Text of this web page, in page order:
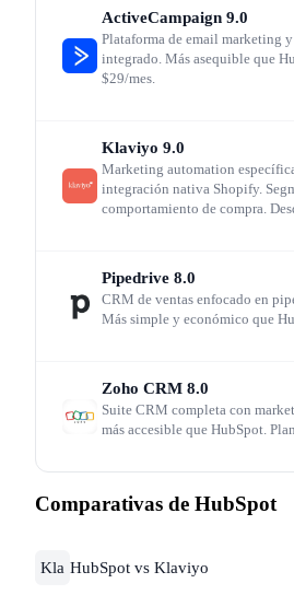
de la plataforma: la unificación
Para tiendas online, HubSpot
CRM y marketing automation
sincroniza productos, pedidos y
bidireccionalmente,
de cliente (RFM). La
existe pero requiere plugins de
La competencia directa en el
Klaviyo (especializado, con
asequible en planes
ActiveCampaign 9.0
Plataforma de email marketing
integrado. Más asequible que
$29/mes.
Klaviyo 9.0
Marketing automation
integración nativa Shopify.
comportamiento de compra.
Pipedrive 8.0
CRM de ventas enfocado en
Más simple y económico que
Zoho CRM 8.0
Suite CRM completa con
más accesible que HubSpot.
Comparativas de HubSpot
Kla HubSpot vs Klaviyo